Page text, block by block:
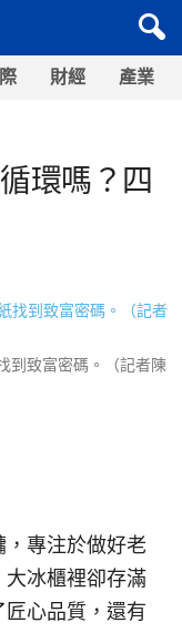
財經 產業
環嗎？四
到致富密碼。（記者陳
，專注於做好老
冰櫃裡卻存滿
心品質，還有